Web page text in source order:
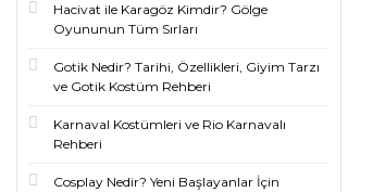
Hacivat ile Karagöz Kimdir? Gölge
Oyununun Tüm Sırları
Gotik Nedir? Tarihi, Özellikleri, Giyim Tarzı
ve Gotik Kostüm Rehberi
Karnaval Kostümleri ve Rio Karnavalı
Rehberi
Cosplay Nedir? Yeni Başlayanlar İçin